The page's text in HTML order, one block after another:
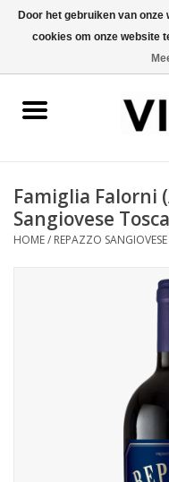
Wijn per kleur/soort
Geschenken
Famiglia Falorni
Sangiovese
HOME/ REPAZZO
Door het gebruiken van
cookies om onze website